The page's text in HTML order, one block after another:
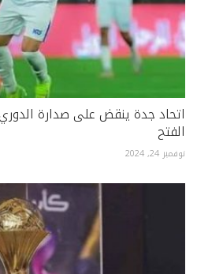
اتحاد جدة ينقض على صدارة
الفتح
نوفمبر 24, 2024